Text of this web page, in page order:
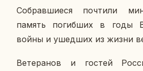
Со­брав­ши­е­ся по­чти­ли
память по­гиб­ших в годы
войны и ушед­ших из жизни
Ве­те­ра­нов и гостей